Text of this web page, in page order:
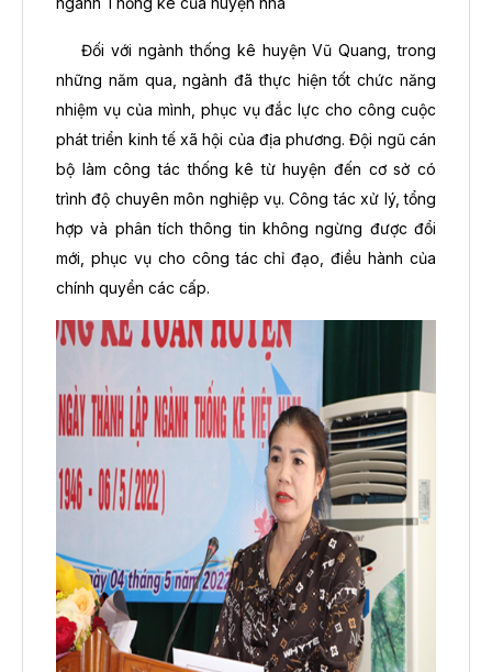
Đối với ngành thống kê huyện Vũ Quang, trong
những năm qua, ngành đã thực hiện tốt chức năng
nhiệm vụ của mình, phục vụ đắc lực cho công cuộc
phát triển kinh tế xã hội của địa phương. Đội ngũ cán
bộ làm công tác thống kê từ huyện đến cơ sở có
trình độ chuyên môn nghiệp vụ. Công tác xử lý, tổng
hợp và phân tích thông tin không ngừng được đổi
mới, phục vụ cho công tác chỉ đạo, điều hành của
chính quyền các cấp.